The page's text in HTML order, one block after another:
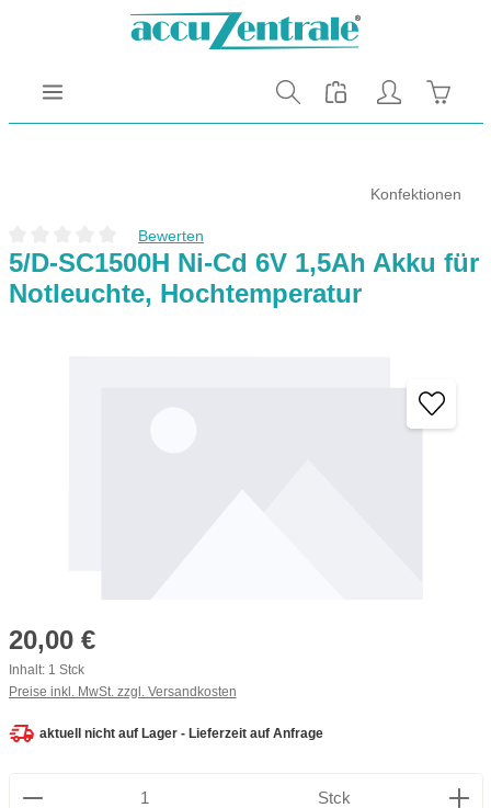
Zum Hauptinhalt springen
Konfektionen
Durchschnittliche Bewertung von 0 von 5 Sternen
Bewerten
5/D-SC1500H Ni-Cd 6V 1,5Ah Akku für
Notleuchte, Hochtemperatur
Regulärer Preis:
20,00 €
Inhalt: 1 Stck
Preise inkl. MwSt. zzgl. Versandkosten
aktuell nicht auf Lager - Lieferzeit auf Anfrage
Produkt Anzahl: Gib den gewünschten Wert ein oder
Stck